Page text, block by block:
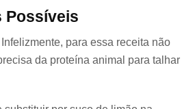
Possíveis
Infelizmente, para essa receita não
da proteína animal para talhar